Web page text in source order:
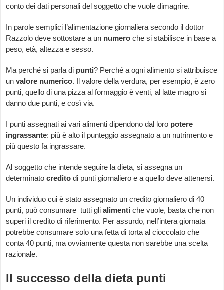
conto dei dati personali del soggetto che vuole dimagrire.
In parole semplici l’alimentazione giornaliera secondo il dottor
Razzolo deve sottostare a un numero che si stabilisce in base a
peso, età, altezza e sesso.
Ma perché si parla di punti? Perché a ogni alimento si attribuisce
unvalore numerico. Il valore della verdura, per esempio, è zero
punti, quello di una pizza al formaggio è venti, al latte magro si
danno due punti, e così via.
I punti assegnati ai vari alimenti dipendono dal loro potere
ingrassante: più è alto il punteggio assegnato a un nutrimento e
più questo fa ingrassare.
Al soggetto che intende seguire la dieta, si assegna un
determinatocredito di punti giornaliero e a quello deve attenersi.
Un individuo cui è stato assegnato un credito giornaliero di 40
punti, può consumare tutti glialimenti che vuole, basta che non
superi il credito di riferimento. Per assurdo, nell’intera giornata
potrebbe consumare solo una fetta di torta al cioccolato che
conta 40 punti, ma ovviamente questa non sarebbe una scelta
razionale.
Il successo della dieta punti